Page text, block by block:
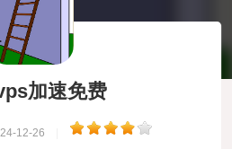
加速免费
12-26